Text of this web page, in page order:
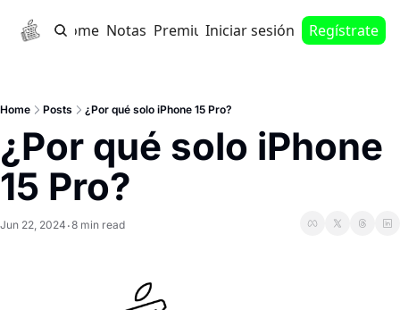
Home Notas PremiumIniciar sesión Regístrate
Home Posts ¿Por qué solo iPhone 15 Pro?
¿Por qué solo iPhone
15 Pro?
Jun 22, 2024 •8 min read